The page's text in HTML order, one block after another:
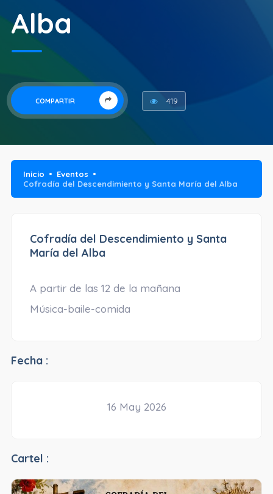
Alba
COMPARTIR 419
Inicio
Eventos
Cofradía del Descendimiento y Santa María del Alba
Cofradía del Descendimiento y Santa
María del Alba
A partir de las 12 de la mañana
Música-baile-comida
Fecha :
16 May 2026
Cartel :